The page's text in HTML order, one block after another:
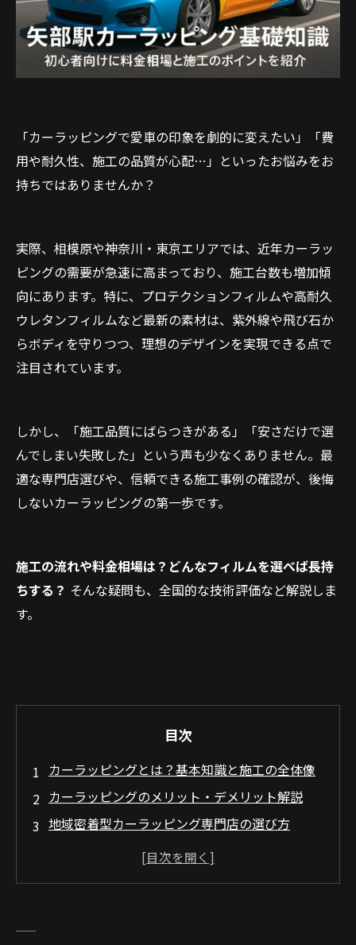
「カーラッピングで愛車の印象を劇的に変えたい」「費
用や耐久性、施工の品質が心配…」といったお悩みをお
持ちではありませんか？
実際、相模原や神奈川・東京エリアでは、近年カーラッ
ピングの需要が急速に高まっており、施工台数も増加傾
向にあります。特に、プロテクションフィルムや高耐久
ウレタンフィルムなど最新の素材は、紫外線や飛び石か
らボディを守りつつ、理想のデザインを実現できる点で
注目されています。
しかし、「施工品質にばらつきがある」「安さだけで選
んでしまい失敗した」という声も少なくありません。最
適な専門店選びや、信頼できる施工事例の確認が、後悔
しないカーラッピングの第一歩です。
施工の流れや料金相場は？どんなフィルムを選べば長持
ちする？ そんな疑問も、全国的な技術評価など解説しま
す。
目次
カーラッピングとは？基本知識と施工の全体像
カーラッピングのメリット・デメリット解説
地域密着型カーラッピング専門店の選び方
カーラッピング料金相場・費用ガイド